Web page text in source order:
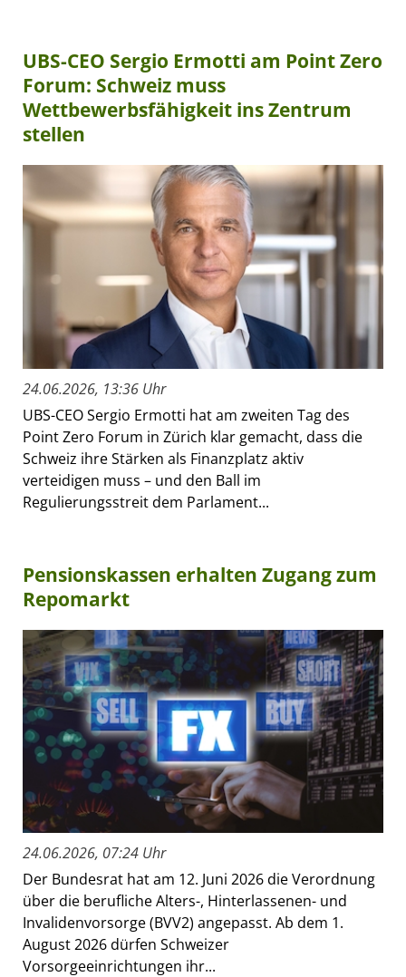
UBS-CEO Sergio Ermotti am Point Zero
Forum: Schweiz muss
Wettbewerbsfähigkeit ins Zentrum
stellen
24.06.2026, 13:36 Uhr
UBS-CEO Sergio Ermotti hat am zweiten Tag des
Point Zero Forum in Zürich klar gemacht, dass die
Schweiz ihre Stärken als Finanzplatz aktiv
verteidigen muss – und den Ball im
Regulierungsstreit dem Parlament...
Pensionskassen erhalten Zugang zum
Repomarkt
24.06.2026, 07:24 Uhr
Der Bundesrat hat am 12. Juni 2026 die Verordnung
über die berufliche Alters-, Hinterlassenen- und
Invalidenvorsorge (BVV2) angepasst. Ab dem 1.
August 2026 dürfen Schweizer
Vorsorgeeinrichtungen ihr...